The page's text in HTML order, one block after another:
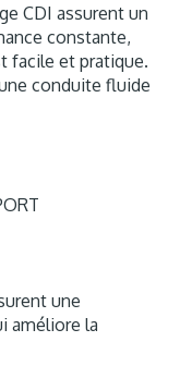
CDI assurent un
constante,
facile et pratique.
conduite fluide
une
améliore la